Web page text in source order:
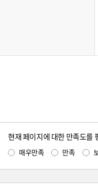
현재 페이지에 대한 만족도를
매우만족 만족